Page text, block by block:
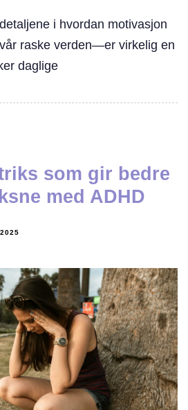
i hvordan motivasjon
raske verden—er virkelig en
daglige
som gir bedre
med ADHD